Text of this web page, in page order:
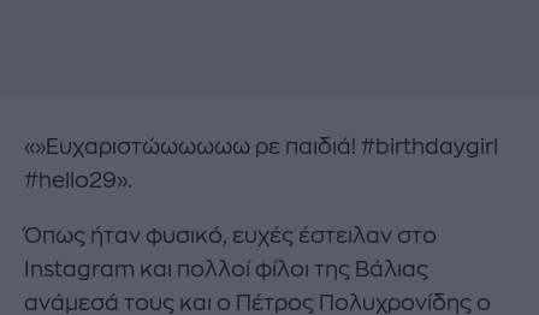
«»Ευχαριστώωωωωω ρε παιδιά! #birthdaygirl
#hello29».
Όπως ήταν φυσικό, ευχές έστειλαν στο
Instagram και πολλοί φίλοι της Βάλιας
ανάμεσά τους και ο Πέτρος Πολυχρονίδης ο